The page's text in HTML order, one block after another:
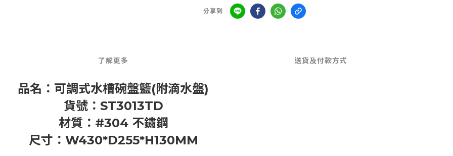
分享到
了解更多 送貨及付款方式
品名：可調式水槽碗盤籃(附滴水盤)
貨號：ST3013TD
材質：#304 不鏽鋼
尺寸：W430*D255*H130MM